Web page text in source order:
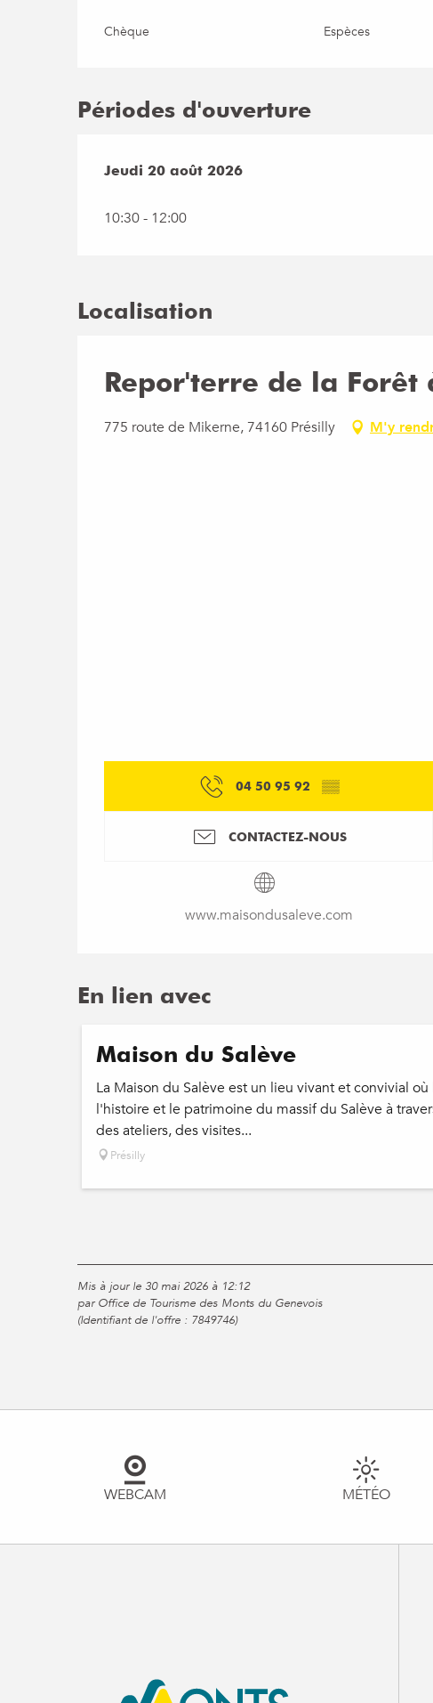
Chèque Espèces
Périodes d'ouverture
Jeudi 20 août 2026
Jeudi 20 août 2026
10:30 - 12:00
Localisation
Repor'terre de la Forêt
775 route de Mikerne, 74160 Présilly M'y
04 50 95 92 ▒▒
CONTACTEZ-NOUS
www.maisondusaleve.com
En lien avec
Maison du Salève
La Maison du Salève est un lieu vivant et convivial
l'histoire et le patrimoine du massif du Salève à
des ateliers, des visites...
Présilly
Mis à jour le 30 mai 2026 à 12:12
par Office de Tourisme des Monts du Genevois
(Identifiant de l'offre : 7849746)
WEBCAM MÉTÉO